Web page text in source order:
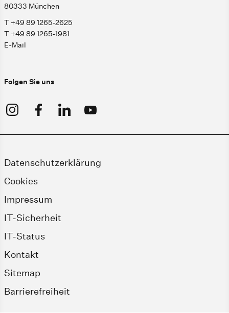
80333 München
T +49 89 1265-2625
T +49 89 1265-1981
E-Mail
Folgen Sie uns
Datenschutzerklärung
Cookies
Impressum
IT-Sicherheit
IT-Status
Kontakt
Sitemap
Barrierefreiheit